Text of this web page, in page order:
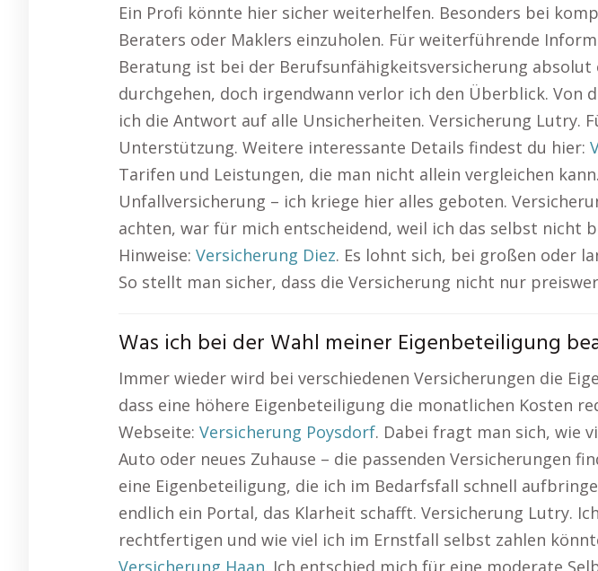
Ein Profi könnte hier sicher weiterhelfen. Besonders bei
Beraters oder Maklers einzuholen. Für weiterführende
Beratung ist bei der Berufsunfähigkeitsversicherung
durchgehen, doch irgendwann verlor ich den Überblick. Von
ich die Antwort auf alle Unsicherheiten. Versicherung
Unterstützung. Weitere interessante Details findest du hier:
Tarifen und Leistungen, die man nicht allein vergleichen
Unfallversicherung – ich kriege hier alles geboten.
achten, war für mich entscheidend, weil ich das selbst nicht
Hinweise: Versicherung Diez. Es lohnt sich, bei großen oder
So stellt man sicher, dass die Versicherung nicht nur
Was ich bei der Wahl meiner Eigenbeteiligung
Immer wieder wird bei verschiedenen Versicherungen die
dass eine höhere Eigenbeteiligung die monatlichen Kosten
Webseite: Versicherung Poysdorf. Dabei fragt man sich, wie
Auto oder neues Zuhause – die passenden Versicherungen
eine Eigenbeteiligung, die ich im Bedarfsfall schnell
endlich ein Portal, das Klarheit schafft. Versicherung Lutry.
rechtfertigen und wie viel ich im Ernstfall selbst zahlen
Versicherung Haan . Ich entschied mich für eine moderate